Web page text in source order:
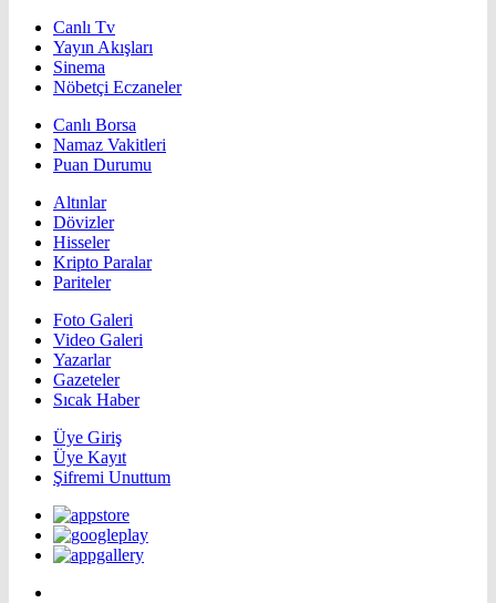
Canlı Tv
Yayın Akışları
Sinema
Nöbetçi Eczaneler
Canlı Borsa
Namaz Vakitleri
Puan Durumu
Altınlar
Dövizler
Hisseler
Kripto Paralar
Pariteler
Foto Galeri
Video Galeri
Yazarlar
Gazeteler
Sıcak Haber
Üye Giriş
Üye Kayıt
Şifremi Unuttum